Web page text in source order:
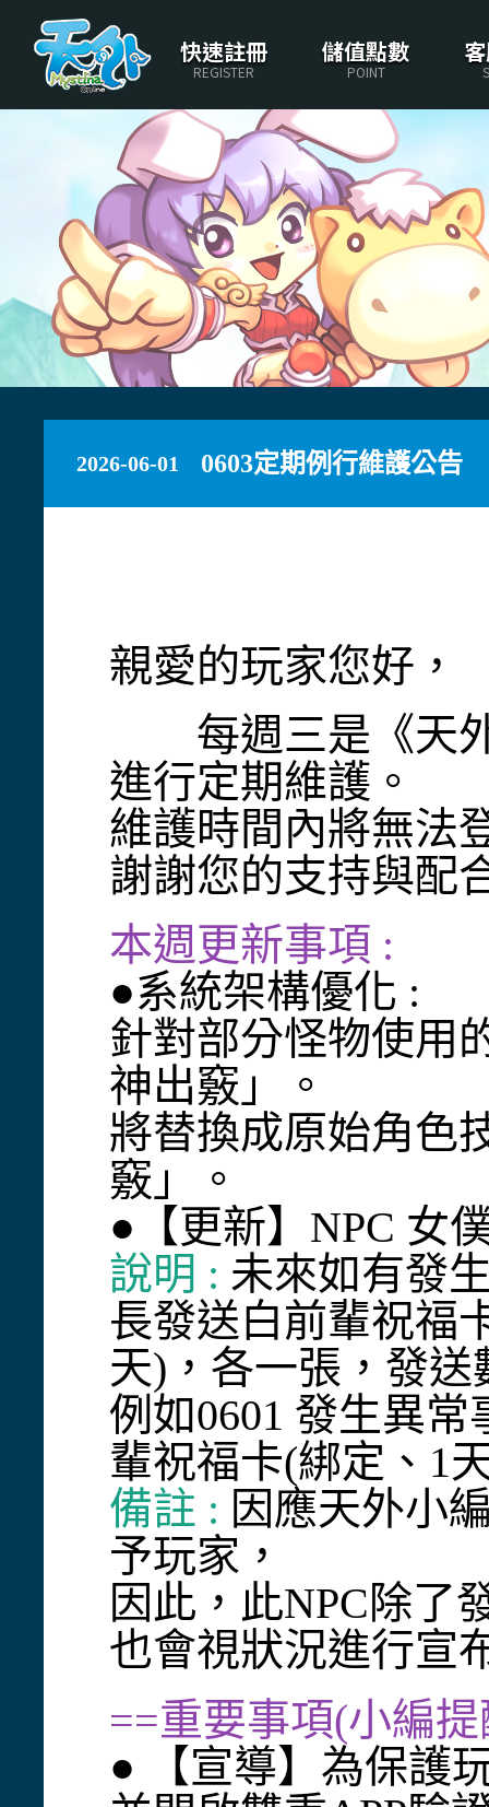
快速註冊
REGISTER
儲值點數
POINT
2026-06-01 0603定期例行維護公告
親愛的玩家您好，
每週三是《天外
進行定期維護。
維護時間內將無法
謝謝您的支持與配
本週更新事項 :
●系統架構優化 :
針對部分怪物使用
神出竅」。
將替換成原始角色
竅」。
●【更新】NPC 女
說明 : 未來如有發
長發送白前輩祝福
天)，各一張，發
例如0601 發生異
輩祝福卡(綁定、1
備註 : 因應天外小
予玩家，
因此，此NPC除了
也會視狀況進行宣
==重要事項(小編
● 【宣導】為保護